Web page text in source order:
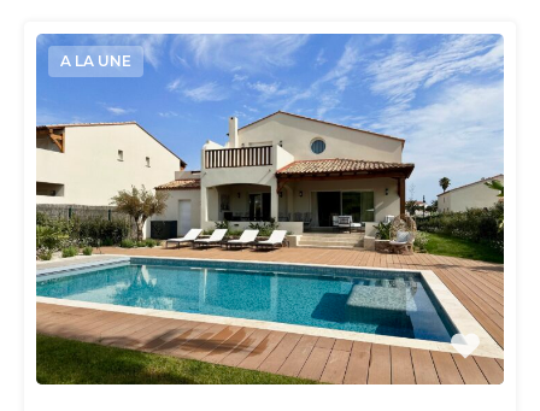
A LA UNE